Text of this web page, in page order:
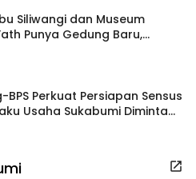
Siliwangi dan Museum
Punya Gedung Baru,
Dipisahkan
BPS Perkuat Persiapan Sensus
Usaha Sukabumi Diminta